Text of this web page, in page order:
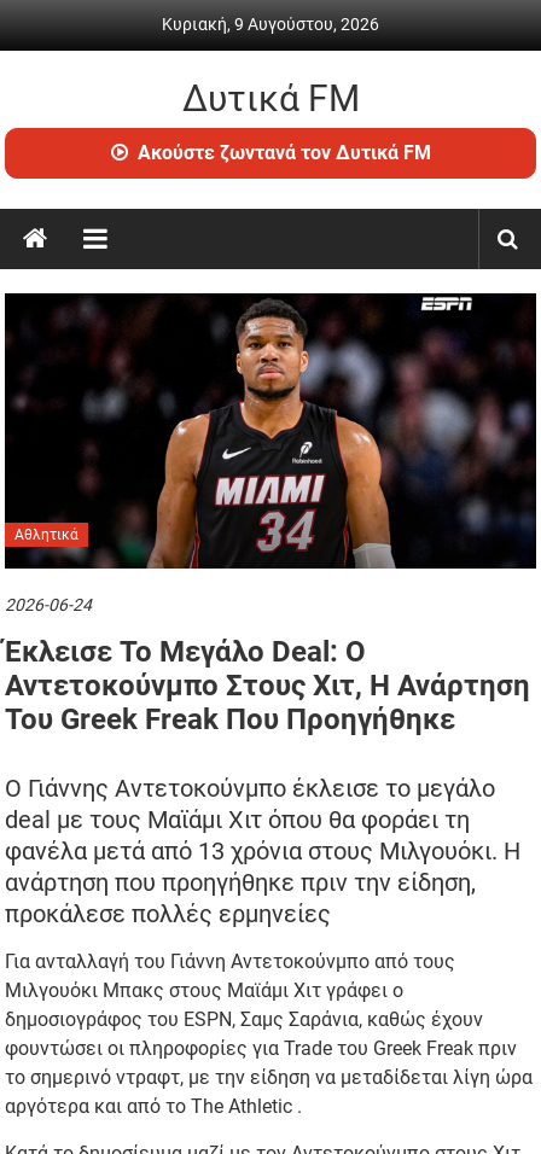
Κυριακή, 9 Αυγούστου, 2026
Δυτικά FM
Ραδιόφωνο
•
ενημέρωση
Ακούστε ζωντανά τον Δυτικά FM
Αθλητικά
2026-06-24
Έκλεισε Το Μεγάλο Deal: Ο
Αντετοκούνμπο Στους Χιτ, Η Ανάρτηση
Του Greek Freak Που Προηγήθηκε
Ο Γιάννης Αντετοκούνμπο έκλεισε το μεγάλο
deal με τους Μαϊάμι Χιτ όπου θα φοράει τη
φανέλα μετά από 13 χρόνια στους Μιλγουόκι. Η
ανάρτηση που προηγήθηκε πριν την είδηση,
προκάλεσε πολλές ερμηνείες
Για ανταλλαγή του Γιάννη Αντετοκούνμπο από τους
Μιλγουόκι Μπακς στους Μαϊάμι Χιτ γράφει ο
δημοσιογράφος του ESPN, Σαμς Σαράνια, καθώς έχουν
φουντώσει οι πληροφορίες για Trade του Greek Freak πριν
το σημερινό ντραφτ, με την είδηση να μεταδίδεται λίγη ώρα
αργότερα και από το The Athletic .